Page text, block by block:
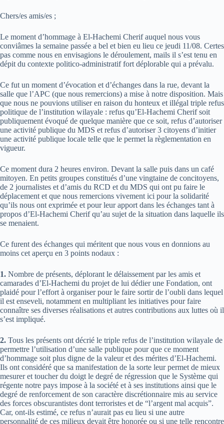
Chers/es amis/es ;
Le moment d’hommage à El-Hachemi Cherif auquel nous vous
conviâmes la semaine passée a bel et bien eu lieu ce jeudi 11/08. Certes
pas comme nous en envisagions le déroulement, mails il s’est tenu en
dépit du contexte politico-administratif fort déplorable qui a prévalu.
Ce fut un moment d’évocation et d’échanges dans la rue, devant la
salle que l’APC (que nous remercions) a mise à notre disposition. Mais
que nous ne pouvions utiliser en raison du honteux et illégal triple refus
politique de l’institution wilayale : refus qu’El-Hachemi Cherif soit
publiquement évoqué de quelque manière que ce soit, refus d’autoriser
une activité publique du MDS et refus d’autoriser 3 citoyens d’initier
une activité publique locale telle que le permet la règlementation en
vigueur.
Ce moment dura 2 heures environ. Devant la salle puis dans un café
mitoyen. En petits groupes constitués d’une vingtaine de concitoyens,
de 2 journalistes et d’amis du RCD et du MDS qui ont pu faire le
déplacement et que nous remercions vivement ici pour la solidarité
qu’ils nous ont exprimée et pour leur apport dans les échanges tant à
propos d’El-Hachemi Cherif qu’au sujet de la situation dans laquelle ils
se menaient.
Ce furent des échanges qui méritent que nous vous en donnions au
moins cet aperçu en 3 points nodaux :
1. Nombre de présents, déplorant le délaissement par les amis et
camarades d’El-Hachemi du projet de lui dédier une Fondation, ont
plaidé pour l’effort à organiser pour le faire sortir de l’oubli dans lequel
il est enseveli, notamment en multipliant les initiatives pour faire
connaître ses diverses réalisations et autres contributions aux luttes où il
s’est impliqué.
2. Tous les présents ont décrié le triple refus de l’institution wilayale de
permettre l’utilisation d’une salle publique pour que ce moment
d’hommage soit plus digne de la valeur et des mérites d’El-Hachemi.
Ils ont considéré que sa manifestation de la sorte leur permet de mieux
mesurer et toucher du doigt le degré de régression que le Système qui
régente notre pays impose à la société et à ses institutions ainsi que le
degré de renforcement de son caractère discrétionnaire mis au service
des forces obscurantistes dont terroristes et de “l’argent mal acquis”.
Car, ont-ils estimé, ce refus n’aurait pas eu lieu si une autre
personnalité de ces milieux devait être honorée ou si une telle rencontre